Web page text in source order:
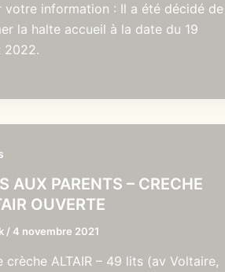
votre information : Il a été décidé de
la halte accueil à la date du 19
2022.
AUX PARENTS – CRECHE
OUVERTE
/4 novembre 2021
crèche ALTAIR – 49 lits (av Voltaire,